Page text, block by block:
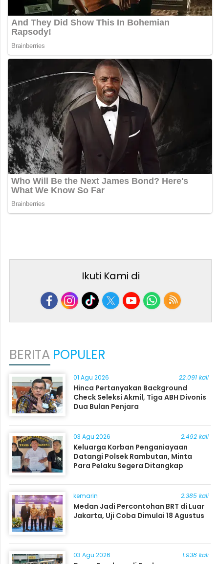
Ikuti Kami di
BERITA POPULER
01 Agu 2026 22.091 kali
Hinca Pertanyakan Background
Check Seleksi Akmil, Tiga ABH Divonis
Dua Bulan Penjara
03 Agu 2026 2.492 kali
Keluarga Korban Penganiayaan
Datangi Polsek Rambutan, Minta
Para Pelaku Segera Ditangkap
kemarin 2.385 kali
Medan Jadi Percontohan BRT di Luar
Jakarta, Uji Coba Dimulai 18 Agustus
03 Agu 2026 1.938 kali